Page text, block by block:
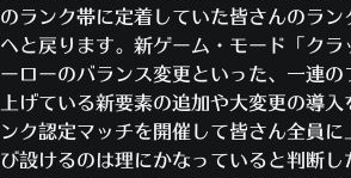
のランク帯に定着していた皆さんのラ
へと戻ります。新ゲーム・モード「クラ
ーローのバランス変更といった、一連の
上げている新要素の追加や大変更の導
ンク認定マッチを開催して皆さん全員
び設けるのは理にかなっていると判断し